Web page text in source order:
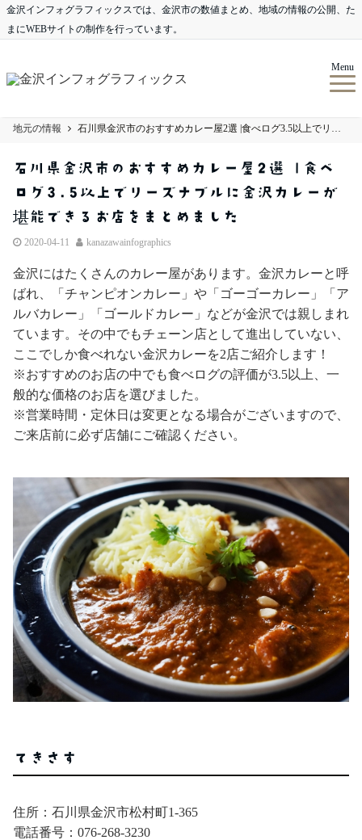
金沢インフォグラフィックスでは、金沢市の数値まとめ、地域の情報の公開、た
まにWEBサイトの制作を行っています。
Menu
地元の情報 石川県金沢市のおすすめカレー屋2選 |食べログ3.5以上でリーズナブルに金沢カレーが堪能できるお店をまとめました
石川県金沢市のおすすめカレー屋2選 |食べ
ログ3.5以上でリーズナブルに金沢カレーが
堪能できるお店をまとめました
2020-04-11 kanazawainfographics
金沢にはたくさんのカレー屋があります。金沢カレーと呼
ばれ、「チャンピオンカレー」や「ゴーゴーカレー」「ア
ルバカレー」「ゴールドカレー」などが金沢では親しまれ
ています。その中でもチェーン店として進出していない、
ここでしか食べれない金沢カレーを2店ご紹介します！
※おすすめのお店の中でも食べログの評価が3.5以上、一
般的な価格のお店を選びました。
※営業時間・定休日は変更となる場合がございますので、
ご来店前に必ず店舗にご確認ください。
てきさす
住所：石川県金沢市松村町1-365
電話番号：076-268-3230